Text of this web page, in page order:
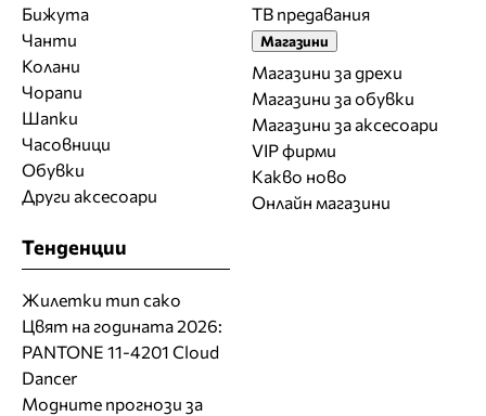
Бижута
Чанти
Колани
Чорапи
Шапки
Часовници
Обувки
Други аксесоари
ТВ предавания
Магазини
Магазини за дрехи
Магазини за обувки
Магазини за aксесоари
VIP фирми
Какво ново
Онлайн магазини
Тенденции
Жилетки тип сако
Цвят на годината 2026:
PANTONE 11-4201 Cloud
Dancer
Модните прогнози за